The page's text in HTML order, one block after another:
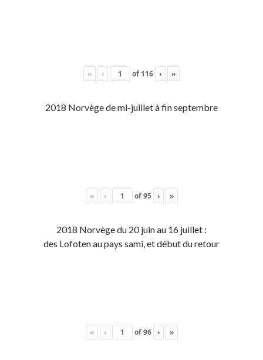
« ‹ of 116 › »
2018 Norvège de mi-juillet à fin septembre
« ‹ of95 › »
2018 Norvège du 20 juin au 16 juillet :
des Lofoten au pays sami, et début du retour
« ‹ of96 › »